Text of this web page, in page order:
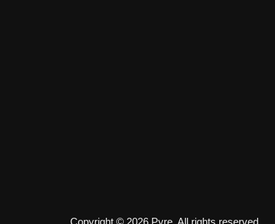
Copyright © 2026 Pyre. All rights reserved.